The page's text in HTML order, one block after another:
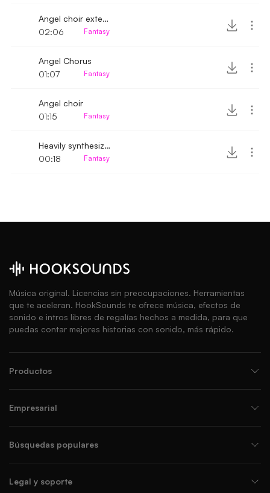
Angel choir extended
02:06
Fantasy
Angel Chorus
01:07
Fantasy
Angel choir
01:15
Fantasy
Heavily synthesized chanting
00:18
Fantasy
Música original. Licencias sin preocupaciones. Herramientas
que te aceleran. HookSounds te ofrece música, efectos de
sonido e intros libres de regalías hechos a medida, para que
puedas contar mejores historias con sonido, más rápido.
Productos
Empresarial
Búsquedas populares
Legal y soporte